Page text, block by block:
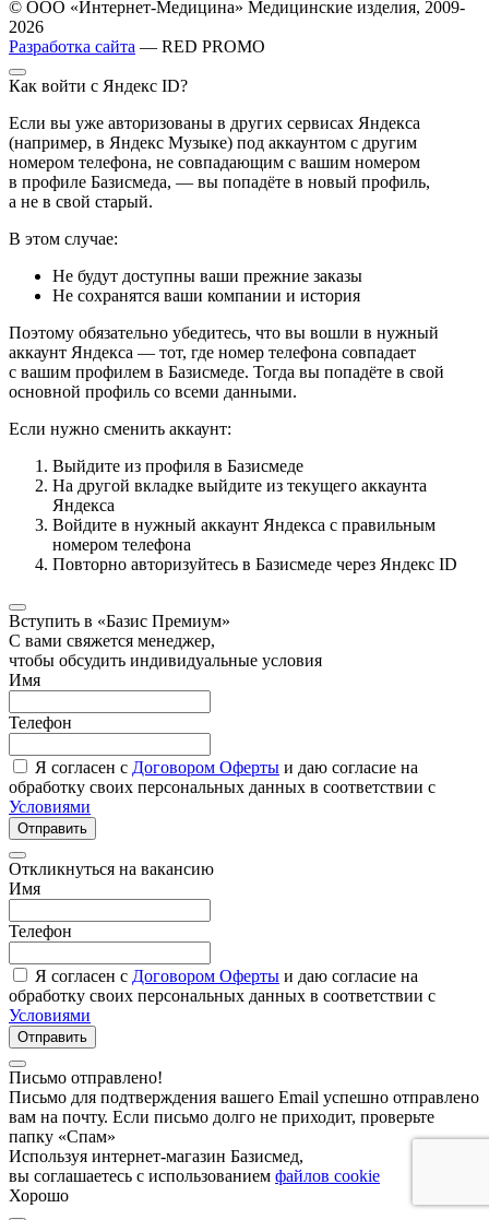
© ООО «Интернет-Медицина» Медицинские изделия, 2009-
2026
Разработка сайта — RED PROMO
Как войти с Яндекс ID?
Если вы уже авторизованы в других сервисах Яндекса
(например, в Яндекс Музыке) под аккаунтом с другим
номером телефона, не совпадающим с вашим номером
в профиле Базисмеда, — вы попадёте в новый профиль,
а не в свой старый.
В этом случае:
Не будут доступны ваши прежние заказы
Не сохранятся ваши компании и история
Поэтому обязательно убедитесь, что вы вошли в нужный
аккаунт Яндекса — тот, где номер телефона совпадает
с вашим профилем в Базисмеде. Тогда вы попадёте в свой
основной профиль со всеми данными.
Если нужно сменить аккаунт:
Выйдите из профиля в Базисмеде
На другой вкладке выйдите из текущего аккаунта
Яндекса
Войдите в нужный аккаунт Яндекса с правильным
номером телефона
Повторно авторизуйтесь в Базисмеде через Яндекс ID
Вступить в «Базис Премиум»
С вами свяжется менеджер,
чтобы обсудить индивидуальные условия
Имя
Телефон
Я согласен с Договором Оферты и даю согласие на
обработку своих персональных данных в соответствии с
Условиями
Отправить
Откликнуться на вакансию
Имя
Телефон
Я согласен с Договором Оферты и даю согласие на
обработку своих персональных данных в соответствии с
Условиями
Отправить
Письмо отправлено!
Письмо для подтверждения вашего Email успешно отправлено
вам на почту. Если письмо долго не приходит, проверьте
папку «Спам»
Используя интернет-магазин Базисмед,
вы соглашаетесь с использованием файлов cookie
Хорошо